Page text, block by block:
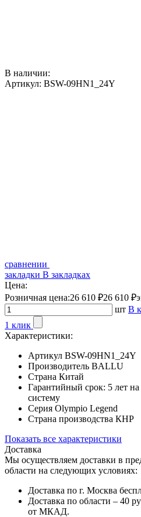
В наличии:
Артикул: BSW-09HN1_24Y
сравнении
закладки В закладках
Цена:
Розничная цена:26 610 ₽26 610 ₽
шт В
1 клик
Характеристики:
Артикул BSW-09HN1_24Y
Производитель BALLU
Страна Китай
Гарантийный срок: 5 лет
систему
Серия Olympio Legend
Страна производства КНР
Показать все характеристики
Доставка
Мы осуществляем доставки в
области на следующих условиях:
Доставка по г. Москва
Доставка по области – 40
от МКАД.